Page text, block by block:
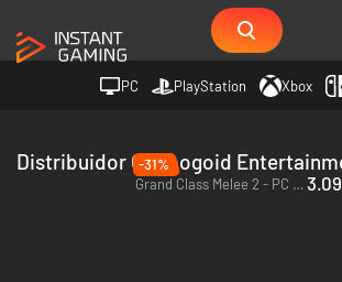
PC PlayStation Xbox
Distribuidor Ogopogoid
-31%
Grand Class Melee 2 - PC (Steam)